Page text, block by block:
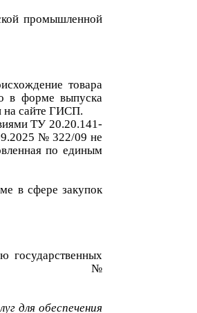
промышленной
товара
в форме выпуска
на сайте ГИСП.
ТУ 20.20.141-
№ 322/09 не
по единым
в сфере закупок
государственных
№
для обеспечения